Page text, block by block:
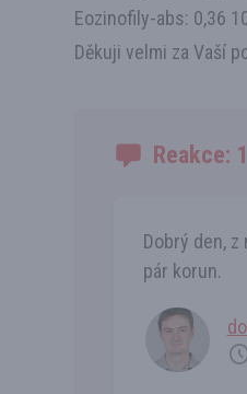
Eozinofily-abs: 0,36
Děkuji velmi za Vaší
Reakce: 1
Dobrý den,
pár korun.